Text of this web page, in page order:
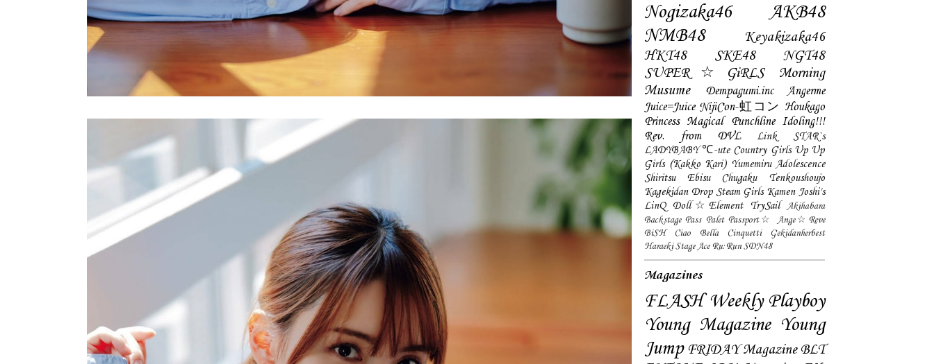
Nogizaka46
AKB48
NMB48
Keyakizaka46
HKT48
SKE48
NGT48
SUPER☆GiRLS
Morning
Musume
Dempagumi.inc
Angerme
Juice=Juice NijiCon-虹コン Houkago
Princess Magical Punchline Idoling!!!
Rev. from DVL
Link STAR`s
LADYBABY ℃-ute Country Girls Up Up
Girls (Kakko Kari) Yumemiru Adolescence
Shiritsu Ebisu Chugaku
Tenkoushoujo
Kagekidan Drop Steam Girls Kamen Joshi's
LinQ Doll☆Element TrySail
Akihabara
Backstage Pass Palet Passport☆
Ange☆Reve
BiSH
Ciao Bella Cinquetti
Gekidanherbest
Haraeki Stage Ace Ru:Run SDN48
Magazines
FLASH Weekly Playboy
Young Magazine Young
Jump FRIDAY Magazine BLT